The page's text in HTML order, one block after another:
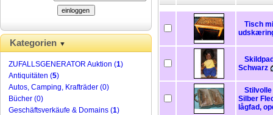
Kategorien▼
ZUFALLSGENERATOR Auktion (1)
Antiquitäten (5)
Autos, Camping, Krafträder (0)
Bücher (0)
Geschäftsverkäufe & Domains (1)
Tisch
Schwarz
Silber
lågfad,